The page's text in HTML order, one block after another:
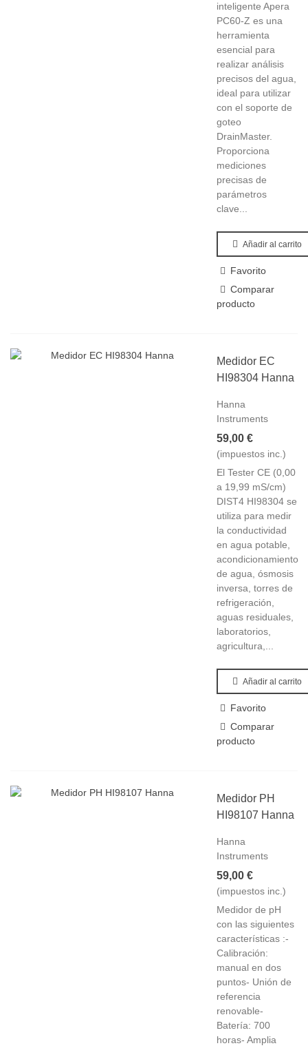
inteligente Apera
PC60-Z es una
herramienta
esencial para
realizar análisis
precisos del agua,
ideal para utilizar
con el soporte de
goteo
DrainMaster.
Proporciona
mediciones
precisas de
parámetros
clave...
Añadir al carrito
Favorito
Comparar
producto
Medidor EC
HI98304 Hanna
Hanna
Instruments
59,00 €
(impuestos inc.)
El Tester CE (0,00
a 19,99 mS/cm)
DIST4 HI98304 se
utiliza para medir
la conductividad
en agua potable,
acondicionamiento
de agua, ósmosis
inversa, torres de
refrigeración,
aguas residuales,
laboratorios,
agricultura,...
Añadir al carrito
Favorito
Comparar
producto
Medidor PH
HI98107 Hanna
Hanna
Instruments
59,00 €
(impuestos inc.)
Medidor de pH
con las siguientes
características :-
Calibración:
manual en dos
puntos- Unión de
referencia
renovable-
Batería: 700
horas- Amplia